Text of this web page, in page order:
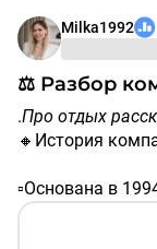
Milka1992
⚖️ Разбор
.
Про отдых
🔸История
▫️Основана в